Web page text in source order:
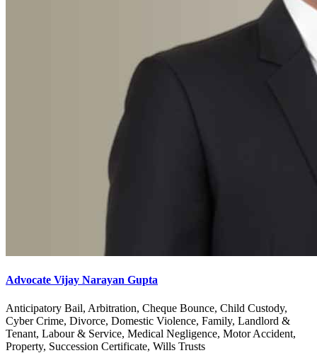
Advocate Vijay Narayan Gupta
Anticipatory Bail, Arbitration, Cheque Bounce, Child Custody,
Cyber Crime, Divorce, Domestic Violence, Family, Landlord &
Tenant, Labour & Service, Medical Negligence, Motor Accident,
Property, Succession Certificate, Wills Trusts